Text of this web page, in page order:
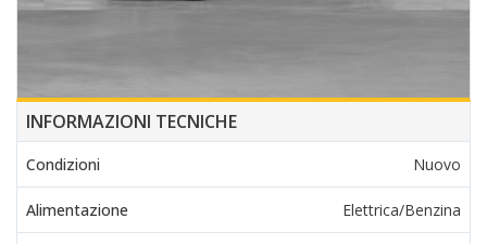
INFORMAZIONI TECNICHE
Condizioni Nuovo
Alimentazione Elettrica/Benzina